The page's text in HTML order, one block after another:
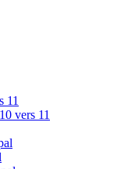
11
vers 11